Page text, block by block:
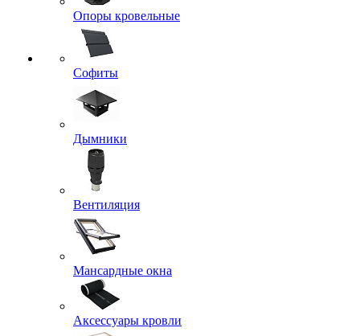
Опоры кровельные
Софиты
Дымники
Вентиляция
Мансардные окна
Аксессуары кровли